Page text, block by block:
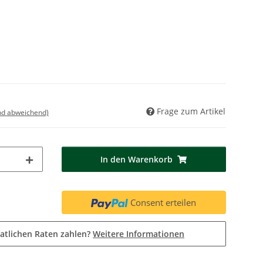
abweichend) Frage zum Artikel
In den Warenkorb
Consent erteilen
Raten zahlen? Weitere Informationen